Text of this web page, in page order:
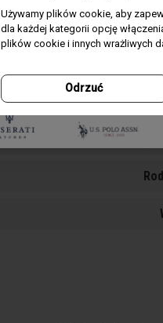
Używamy plików cookie, aby
dla każdej kategorii opcję
plików cookie i innych wrażliwych
Odrzuć